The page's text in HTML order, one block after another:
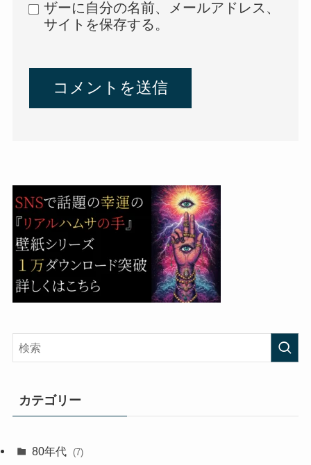
ザーに自分の名前、メールアドレス、
サイトを保存する。
カテゴリー
80年代 (7)